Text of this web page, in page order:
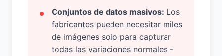
Conjuntos de datos masivos: Los
fabricantes pueden necesitar miles
de imágenes solo para capturar
todas las variaciones normales -